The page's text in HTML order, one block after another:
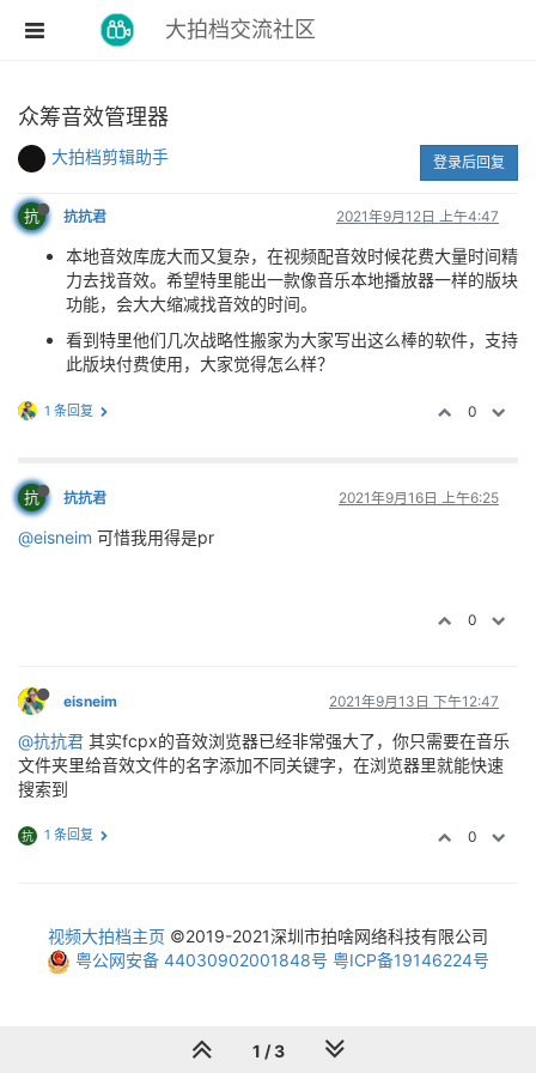
大拍档交流社区
众筹音效管理器
大拍档剪辑助手 登录后回复
抗 抗抗君 2021年9月12日 上午4:47
本地音效库庞大而又复杂，在视频配音效时候花费大量时间精
力去找音效。希望特里能出一款像音乐本地播放器一样的版块
功能，会大大缩减找音效的时间。
看到特里他们几次战略性搬家为大家写出这么棒的软件，支持
此版块付费使用，大家觉得怎么样？
1 条回复 0
抗 抗抗君 2021年9月16日 上午6:25
@eisneim 可惜我用得是pr
0
eisneim 2021年9月13日 下午12:47
@抗抗君 其实fcpx的音效浏览器已经非常强大了，你只需要在音乐
文件夹里给音效文件的名字添加不同关键字，在浏览器里就能快速
搜索到
抗 1 条回复 0
1 / 3
视频大拍档主页 ©2019-2021深圳市拍啥网络科技有限公司
粤公网安备 44030902001848号 粤ICP备19146224号